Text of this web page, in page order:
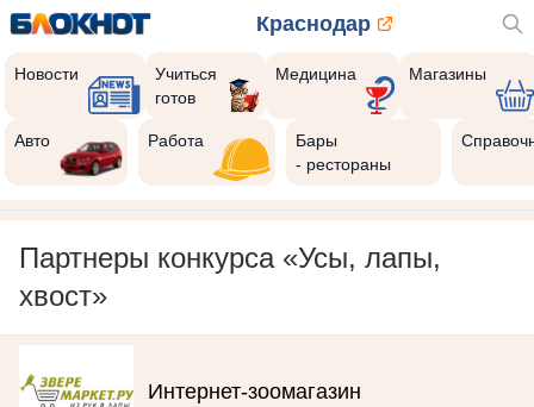
Краснодар
Новости
Учиться
готов
Медицина Магазины
Авто Работа
Бары
- рестораны
Партнеры конкурса «Усы, лапы,
хвост»
Интернет-зоомагазин